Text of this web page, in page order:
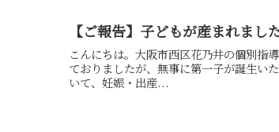
【ご報告】子どもが産まれまし
こんにちは。大阪市西区花乃井の個別指
ておりましたが、無事に第一子が誕生い
いて、妊娠・出産...